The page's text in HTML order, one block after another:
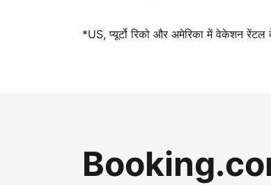
*US, प्यूर्टो रिको और अमेरिका में वेकेशन रेंटल